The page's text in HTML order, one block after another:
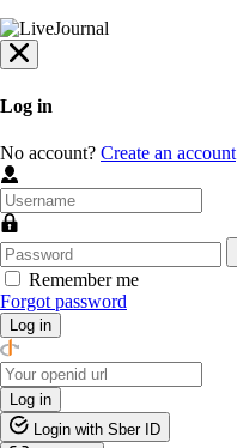
Log in
No account? Create an account
Remember me
Forgot password
Log in
Log in
Login with Sber ID